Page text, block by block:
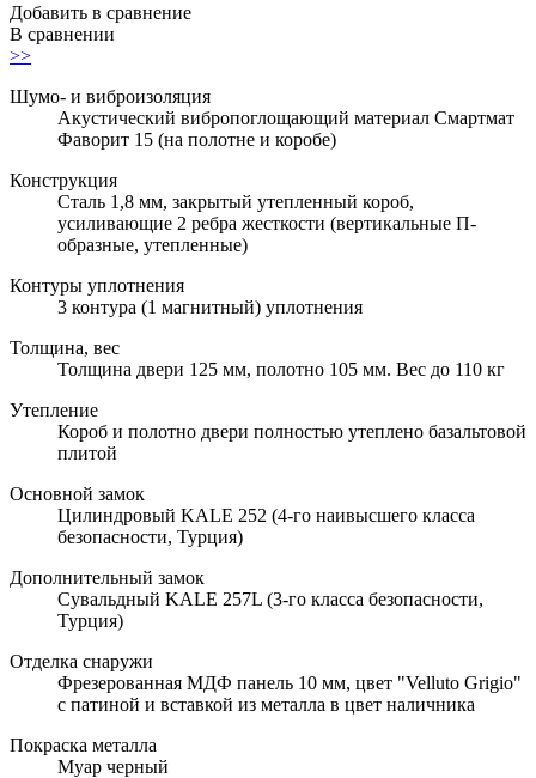
Добавить в сравнение
В сравнении
>>
Шумо- и виброизоляция
Акустический вибропоглощающий материал Смартмат
Фаворит 15 (на полотне и коробе)
Конструкция
Сталь 1,8 мм, закрытый утепленный короб,
усиливающие 2 ребра жесткости (вертикальные П-
образные, утепленные)
Контуры уплотнения
3 контура (1 магнитный) уплотнения
Толщина, вес
Толщина двери 125 мм, полотно 105 мм. Вес до 110 кг
Утепление
Короб и полотно двери полностью утеплено базальтовой
плитой
Основной замок
Цилиндровый KALE 252 (4-го наивысшего класса
безопасности, Турция)
Дополнительный замок
Сувальдный KALE 257L (3-го класса безопасности,
Турция)
Отделка снаружи
Фрезерованная МДФ панель 10 мм, цвет "Velluto Grigio"
с патиной и вставкой из металла в цвет наличника
Покраска металла
Муар черный